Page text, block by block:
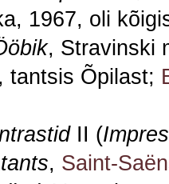
1967, oli
, Stravinski
tantsis Õpilast;
II (
, Saint-